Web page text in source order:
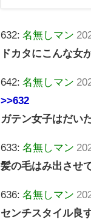
632:名無しマン
ドカタにこんな女
642:名無しマン
>>632
ガテン女子はだい
633:名無しマン
髪の毛はみ出させ
636:名無しマン
センチスタイル良